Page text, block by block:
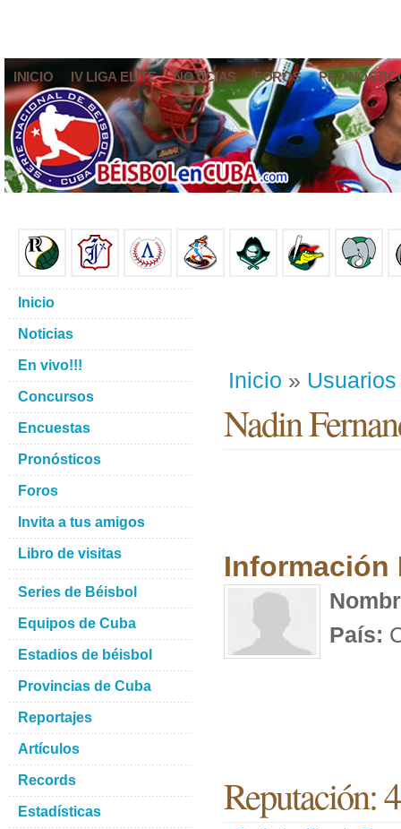
INICIO IV LIGA ELITE NOTICIAS FOROS
Inicio » Usuarios
Nadin
Información
País:
Reputación: 4
Inicio
Noticias
En vivo!!!
Concursos
Encuestas
Pronósticos
Foros
Invita a tus amigos
Libro de visitas
Series de Béisbol
Equipos de Cuba
Estadios de béisbol
Provincias de Cuba
Reportajes
Artículos
Records
Estadísticas